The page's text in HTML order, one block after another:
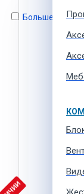
Больше не